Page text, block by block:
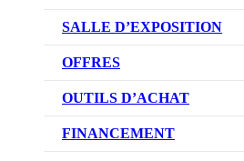
VÉHICULES NEUFS
VÉHICULES
SALLE D’EXPOSITION
OFFRES
OFFRE DE VÉHICULES
OFFRES DU
OUTILS D’ACHAT
CL!QUEZ ET ACHETEZ
FINANCEMENT